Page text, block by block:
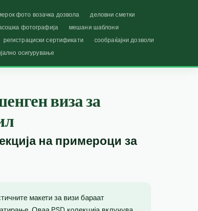
фото возачка дозвола
деловни сметки
фотографија
мешани шаблони
регистрациски сертификати
сообраќајни дозволи
осигурување
виза за
на примероци за
макети за визи бараат